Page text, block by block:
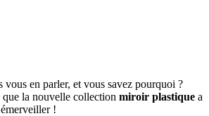
vous en parler, et vous savez pourquoi ?
la nouvelle collection miroir plastique a
!